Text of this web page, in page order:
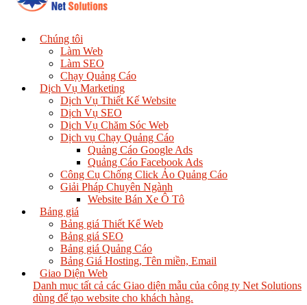
Chúng tôi
Làm Web
Làm SEO
Chạy Quảng Cáo
Dịch Vụ Marketing
Dịch Vụ Thiết Kế Website
Dịch Vụ SEO
Dịch Vụ Chăm Sóc Web
Dịch vụ Chạy Quảng Cáo
Quảng Cáo Google Ads
Quảng Cáo Facebook Ads
Công Cụ Chống Click Ảo Quảng Cáo
Giải Pháp Chuyên Ngành
Website Bán Xe Ô Tô
Bảng giá
Bảng giá Thiết Kế Web
Bảng giá SEO
Bảng giá Quảng Cáo
Bảng Giá Hosting, Tên miền, Email
Giao Diện Web
Danh mục tất cả các Giao diện mẫu của công ty Net Solutions
dùng để tạo website cho khách hàng.